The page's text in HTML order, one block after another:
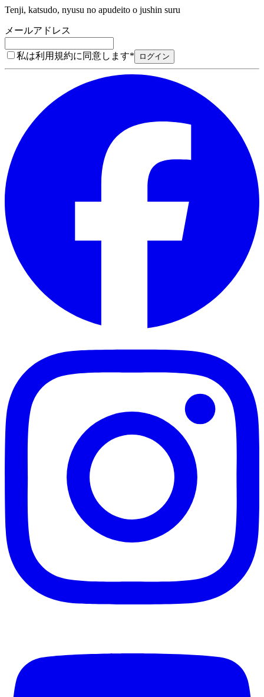
Tenji, katsudo, nyusu no apudeito o jushin suru
メールアドレス
私は利用規約に同意します* ログイン